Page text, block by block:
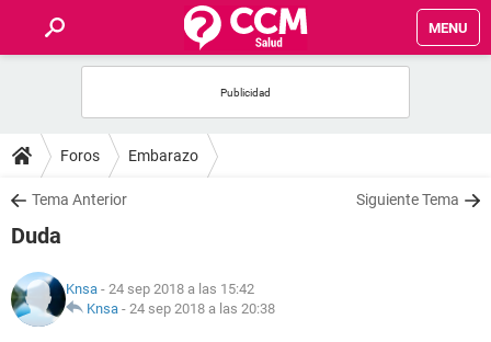
MENU
FOROS
SALUD
NUTRICIÓN
Foros Embarazo
Tema Anterior Siguiente Tema
Duda
Knsa - 24 sep 2018 a las 15:42
Knsa - 24 sep 2018 a las 20:38